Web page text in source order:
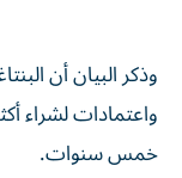
وذكر البيان أن
خمس سنوات.